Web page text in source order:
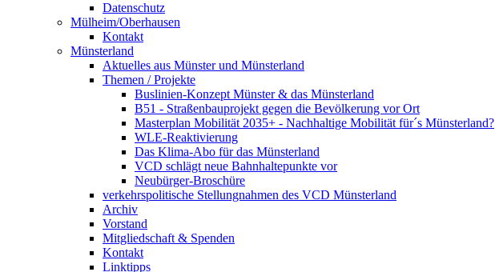
Datenschutz
Mülheim/Oberhausen
Kontakt
Münsterland
Aktuelles aus Münster und Münsterland
Themen / Projekte
Buslinien-Konzept Münster & das Münsterland
B51 - Straßenbauprojekt gegen die Bevölkerung vor Ort
Masterplan Mobilität 2035+ - Nachhaltige Mobilität für´s Münsterland?
WLE-Reaktivierung
Das Klima-Abo für das Münsterland
VCD schlägt neue Bahnhaltepunkte vor
Neubürger-Broschüre
verkehrspolitische Stellungnahmen des VCD Münsterland
Archiv
Vorstand
Mitgliedschaft & Spenden
Kontakt
Linktipps